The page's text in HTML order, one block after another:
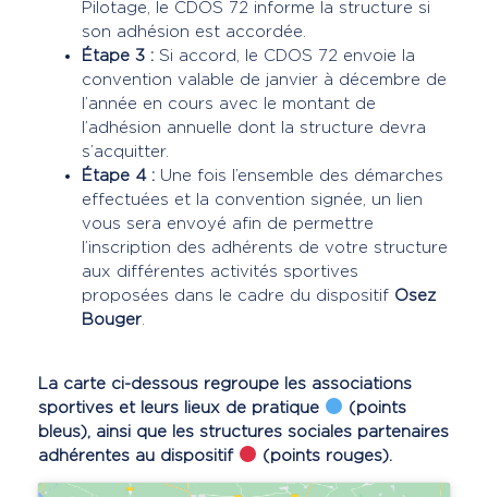
Pilotage, le CDOS 72 informe la structure si
son adhésion est accordée.
Étape 3 : Si accord, le CDOS 72 envoie la
convention valable de janvier à décembre de
l’année en cours avec le montant de
l’adhésion annuelle dont la structure devra
s’acquitter.
Étape 4 : Une fois l’ensemble des démarches
effectuées et la convention signée, un lien
vous sera envoyé afin de permettre
l’inscription des adhérents de votre structure
aux différentes activités sportives
proposées dans le cadre du dispositif Osez
Bouger
La carte ci-dessous regroupe les associations
sportives et leurs lieux de pratique
(points
bleus), ainsi que les structures sociales partenaires
adhérentes au dispositif
(points rouges).